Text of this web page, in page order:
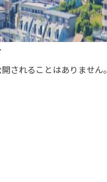
されることはありません。